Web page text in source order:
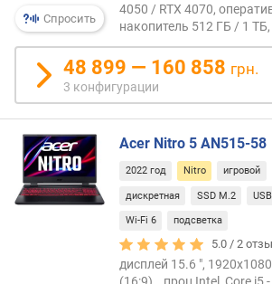
и
ц
п
р
ы
т
и
Спросить
4050 / RTX 4070,
накопитель 512 ГБ / 1 ТБ,
48 899 — 160 858 грн.
3 конфигурации
Acer Nitro 5 AN515-58
2022 год Nitro игровой
дискретная SSD M.2
Wi-Fi 6 подсветка
5.0 /2
дисплей 15.6 ",
(16:9) , проц Intel, Core i5 -